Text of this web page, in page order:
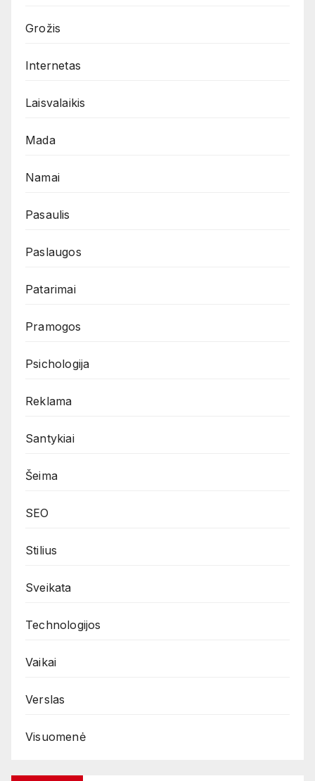
Grožis
Internetas
Laisvalaikis
Mada
Namai
Pasaulis
Paslaugos
Patarimai
Pramogos
Psichologija
Reklama
Santykiai
Šeima
SEO
Stilius
Sveikata
Technologijos
Vaikai
Verslas
Visuomenė